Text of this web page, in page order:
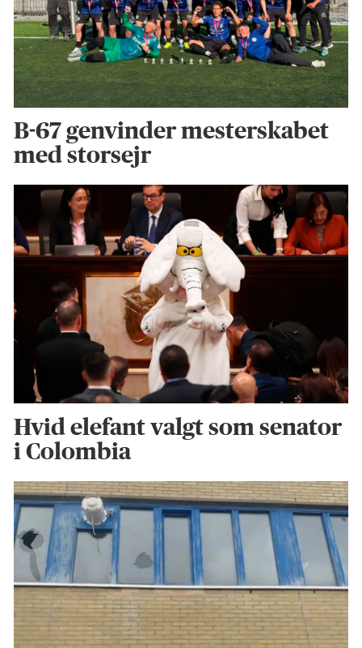
B-67 genvinder mesterskabet
med storsejr
Hvid elefant valgt som senator
i Colombia